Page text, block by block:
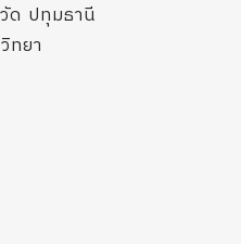
ด ปทุมธานี
ทยา